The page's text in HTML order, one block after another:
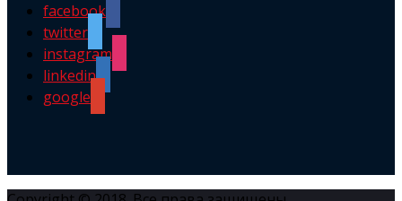
facebook
twitter
instagram
linkedin
google